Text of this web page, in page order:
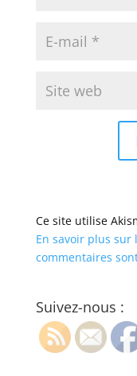
Ce site utilise
En savoir plus sur
commentaires
Suivez-nous :